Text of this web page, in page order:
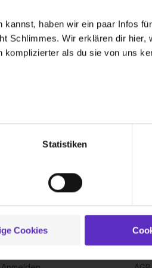
haben wir ein paar Infos
Schlimmes. Wir erklären dir hier,
als du sie von uns
(„Notwendig“), um von dir
die Zugriffe auf unsere
Website an unsere Partner für
Daten zusammen, die du ihnen
Media und Marketing“ bist du
Statistiken
Cookies
Für dich